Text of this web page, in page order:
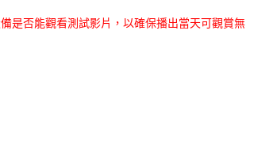
是否能觀看測試影片，以確保播出當天可觀賞無